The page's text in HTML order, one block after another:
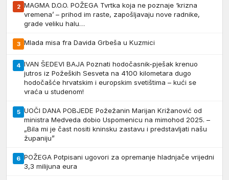
2 MAGMA D.O.O. POŽEGA Tvrtka koja ne poznaje ‘krizna
vremena’ – prihod im raste, zapošljavaju nove radnike,
grade veliku halu…
3 Mlada misa fra Davida Grbeša u Kuzmici
4 IVAN ŠEDEVI BAJA Poznati hodočasnik-pješak krenuo
jutros iz Požeških Sesveta na 4100 kilometara dugo
hodočašće hrvatskim i europskim svetištima – kući se
vraća u studenom!
5 UOČI DANA POBJEDE Požežanin Marijan Križanović od
ministra Medveda dobio Uspomenicu na mimohod 2025. –
„Bila mi je čast nositi kninsku zastavu i predstavljati našu
županiju”
6 POŽEGA Potpisani ugovori za opremanje hladnjače vrijedni
3,3 milijuna eura